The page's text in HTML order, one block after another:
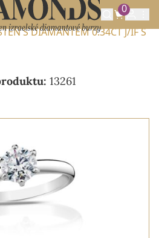
0
ŠPERKY
DIAMANTOVÉ
S DIAMANTEM 0.34CT J/IF S
13261